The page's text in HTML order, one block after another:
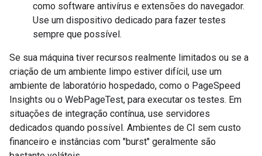
como software antivírus e extensões do navegador.
Use um dispositivo dedicado para fazer testes
sempre que possível.
Se sua máquina tiver recursos realmente limitados ou se a
criação de um ambiente limpo estiver difícil, use um
ambiente de laboratório hospedado, como o PageSpeed
Insights ou o WebPageTest, para executar os testes. Em
situações de integração contínua, use servidores
dedicados quando possível. Ambientes de CI sem custo
financeiro e instâncias com "burst" geralmente são